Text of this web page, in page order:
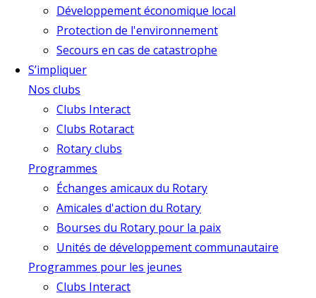
Développement économique local
Protection de l'environnement
Secours en cas de catastrophe
S’impliquer
Nos clubs
Clubs Interact
Clubs Rotaract
Rotary clubs
Programmes
Échanges amicaux du Rotary
Amicales d'action du Rotary
Bourses du Rotary pour la paix
Unités de développement communautaire
Programmes pour les jeunes
Clubs Interact